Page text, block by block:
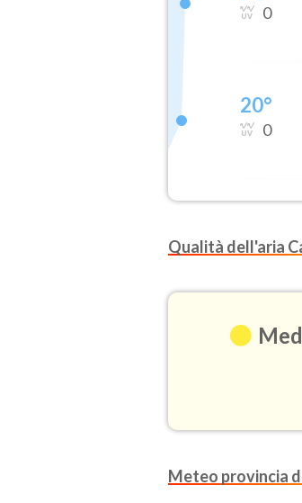
0
20°
0
Qualità dell'aria
Meteo provincia